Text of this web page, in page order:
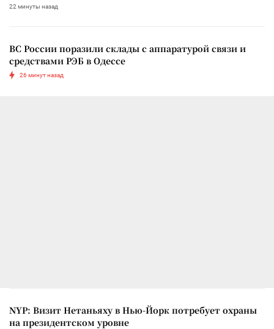
22 минуты назад
ВС России поразили склады с аппаратурой связи и
средствами РЭБ в Одессе
26 минут назад
NYP: Визит Нетаньяху в Нью-Йорк потребует охраны
на президентском уровне